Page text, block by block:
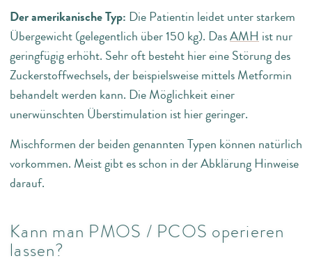
Der amerikanische Typ: Die Patientin leidet unter starkem
Übergewicht (gelegentlich über 150 kg). DasAMH ist nur
geringfügig erhöht. Sehr oft besteht hier eine Störung des
Zuckerstoffwechsels, der beispielsweise mittels Metformin
behandelt werden kann. Die Möglichkeit einer
unerwünschten Überstimulation ist hier geringer.
Mischformen der beiden genannten Typen können natürlich
vorkommen. Meist gibt es schon in der Abklärung Hinweise
darauf.
Kann man PMOS / PCOS operieren
lassen?